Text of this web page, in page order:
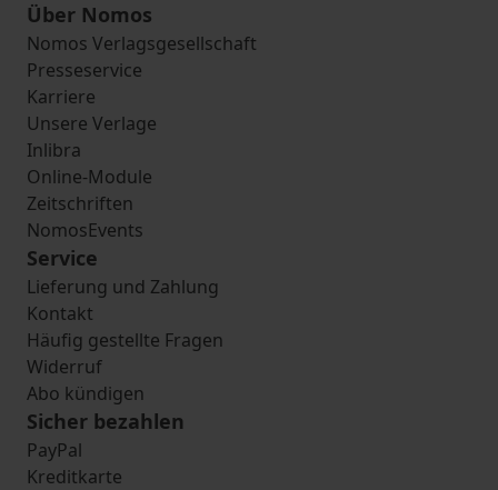
Über Nomos
Nomos Verlagsgesellschaft
Presseservice
Karriere
Unsere Verlage
Inlibra
Online-Module
Zeitschriften
NomosEvents
Service
Lieferung und Zahlung
Kontakt
Häufig gestellte Fragen
Widerruf
Abo kündigen
Sicher bezahlen
PayPal
Kreditkarte